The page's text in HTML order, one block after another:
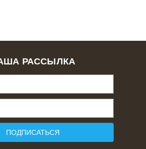
РАССЫЛКА
ПОДПИСАТЬСЯ